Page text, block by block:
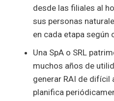
desde las filiales al
sus personas
en cada etapa según
Una SpA o SRL
muchos años de
generar RAI de
planifica